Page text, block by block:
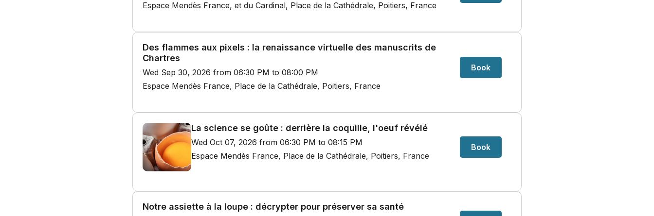
Espace Mendès France, et du Cardinal, Place de la Cathédrale, Poitiers, France
Des flammes aux pixels : la renaissance virtuelle des manuscrits de
Chartres
Wed Sep 30, 2026 from 06:30 PM to 08:00 PM
Espace Mendès France, Place de la Cathédrale, Poitiers, France
Book
La science se goûte : derrière la coquille, l'oeuf révélé
Wed Oct 07, 2026 from 06:30 PM to 08:15 PM
Espace Mendès France, Place de la Cathédrale, Poitiers, France
Book
Notre assiette à la loupe : décrypter pour préserver sa santé